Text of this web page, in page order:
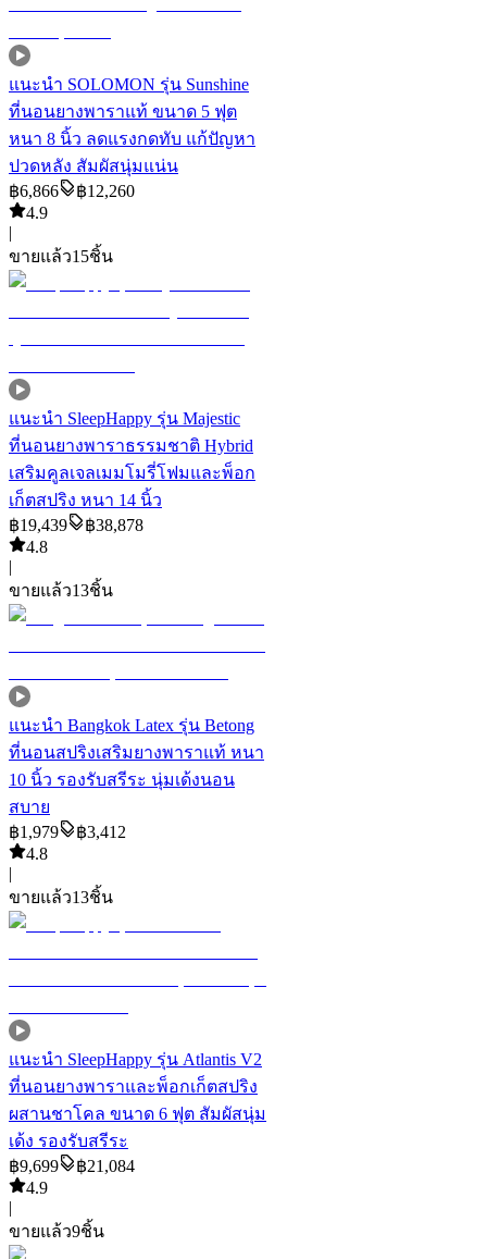
แนะนำ SOLOMON รุ่น Sunshine
ที่นอนยางพาราแท้ ขนาด 5 ฟุต
หนา 8 นิ้ว ลดแรงกดทับ แก้ปัญหา
ปวดหลัง สัมผัสนุ่มแน่น
฿6,866 ฿12,260
4.9
|
ขายแล้ว15ชิ้น
แนะนำ SleepHappy รุ่น Majestic
ที่นอนยางพาราธรรมชาติ Hybrid
เสริมคูลเจลเมมโมรี่โฟมและพ็อก
เก็ตสปริง หนา 14 นิ้ว
฿19,439 ฿38,878
4.8
|
ขายแล้ว13ชิ้น
แนะนำ Bangkok Latex รุ่น Betong
ที่นอนสปริงเสริมยางพาราแท้ หนา
10 นิ้ว รองรับสรีระ นุ่มเด้งนอน
สบาย
฿1,979 ฿3,412
4.8
|
ขายแล้ว13ชิ้น
แนะนำ SleepHappy รุ่น Atlantis V2
ที่นอนยางพาราและพ็อกเก็ตสปริง
ผสานชาโคล ขนาด 6 ฟุต สัมผัสนุ่ม
เด้ง รองรับสรีระ
฿9,699 ฿21,084
4.9
|
ขายแล้ว9ชิ้น